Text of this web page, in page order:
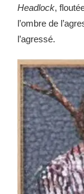
Headlock,
l’ombre de
l’agressé.